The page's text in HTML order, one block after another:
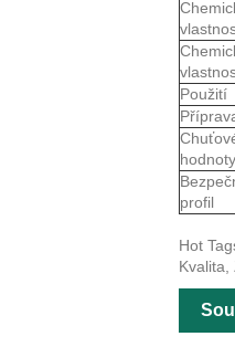
Použití
hodnoty
profil
Hot
Kvalita,